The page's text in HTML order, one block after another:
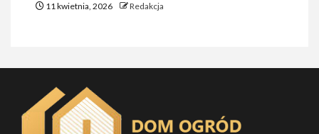
11 kwietnia, 2026 Redakcja